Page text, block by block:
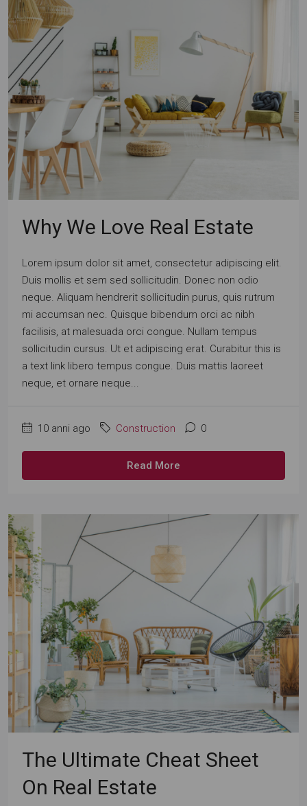
Why We Love Real Estate
Lorem ipsum dolor sit amet, consectetur adipiscing elit.
Duis mollis et sem sed sollicitudin. Donec non odio
neque. Aliquam hendrerit sollicitudin purus, quis rutrum
mi accumsan nec. Quisque bibendum orci ac nibh
facilisis, at malesuada orci congue. Nullam tempus
sollicitudin cursus. Ut et adipiscing erat. Curabitur this is
a text link libero tempus congue. Duis mattis laoreet
neque, et ornare neque...
10 anni ago Construction 0
Read More
The Ultimate Cheat Sheet
On Real Estate